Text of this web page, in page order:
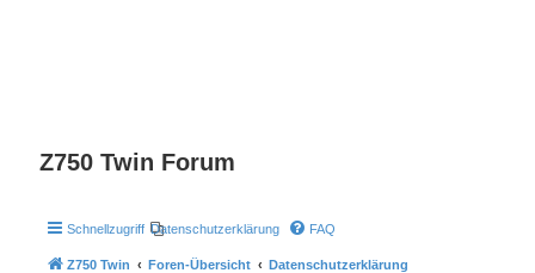
Z750 Twin Forum
Schnellzugriff Datenschutzerklärung FAQ
Z750 Twin Foren-Übersicht Datenschutzerklärung